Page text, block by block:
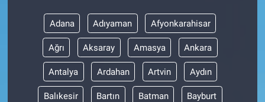
Adana Adıyaman Afyonkarahisar
Ağrı Aksaray Amasya Ankara
Antalya Ardahan Artvin Aydın
Balıkesir Bartın Batman Bayburt